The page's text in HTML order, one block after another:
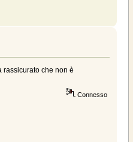
rassicurato che non è
Connesso